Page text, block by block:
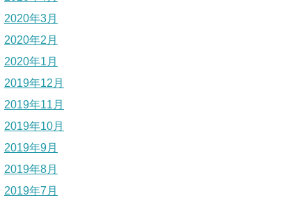
2020年3月
2020年2月
2020年1月
2019年12月
2019年11月
2019年10月
2019年9月
2019年8月
2019年7月